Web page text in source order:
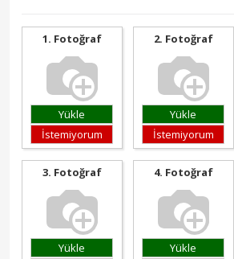
1. Fotoğraf
Yükle
İstemiyorum
2. Fotoğraf
Yükle
İstemiyorum
3. Fotoğraf
Yükle
4. Fotoğraf
Yükle